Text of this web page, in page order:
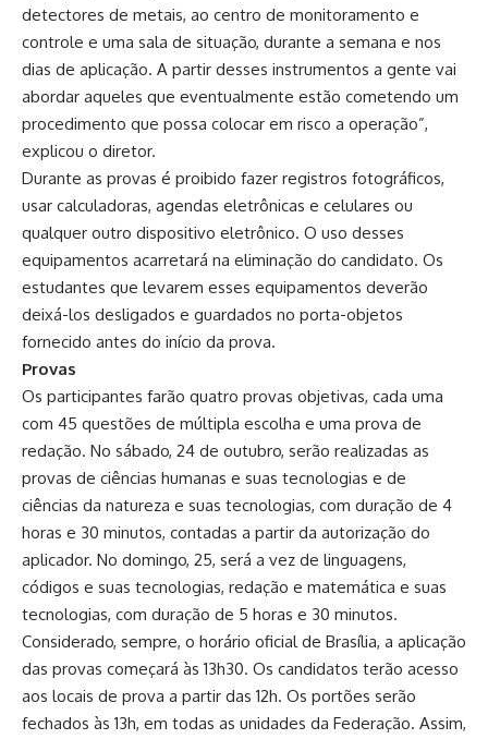
detectores de metais, ao centro de monitoramento e
controle e uma sala de situação, durante a semana e nos
dias de aplicação. A partir desses instrumentos a gente vai
abordar aqueles que eventualmente estão cometendo um
procedimento que possa colocar em risco a operação”,
explicou o diretor.
Durante as provas é proibido fazer registros fotográficos,
usar calculadoras, agendas eletrônicas e celulares ou
qualquer outro dispositivo eletrônico. O uso desses
equipamentos acarretará na eliminação do candidato. Os
estudantes que levarem esses equipamentos deverão
deixá-los desligados e guardados no porta-objetos
fornecido antes do início da prova.
Provas
Os participantes farão quatro provas objetivas, cada uma
com 45 questões de múltipla escolha e uma prova de
redação. No sábado, 24 de outubro, serão realizadas as
provas de ciências humanas e suas tecnologias e de
ciências da natureza e suas tecnologias, com duração de 4
horas e 30 minutos, contadas a partir da autorização do
aplicador. No domingo, 25, será a vez de linguagens,
códigos e suas tecnologias, redação e matemática e suas
tecnologias, com duração de 5 horas e 30 minutos.
Considerado, sempre, o horário oficial de Brasília, a aplicação
das provas começará às 13h30. Os candidatos terão acesso
aos locais de prova a partir das 12h. Os portões serão
fechados às 13h, em todas as unidades da Federação. Assim,